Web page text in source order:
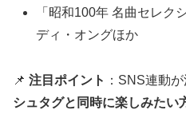
「昭和100年 名曲セレク
ディ・オングほか
📌 注目ポイント ：SNS連動
シュタグと同時に楽しみたい